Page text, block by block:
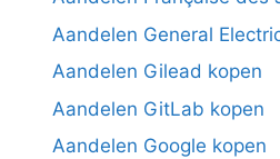
Aandelen General
Aandelen Gilead kopen
Aandelen GitLab kopen
Aandelen Google kopen